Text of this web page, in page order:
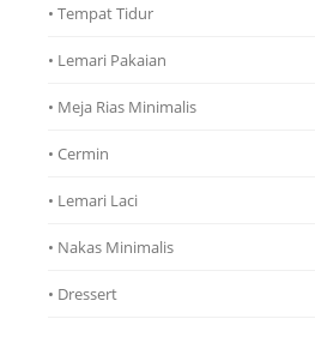
• Tempat Tidur
• Lemari Pakaian
• Meja Rias Minimalis
• Cermin
• Lemari Laci
• Nakas Minimalis
• Dressert